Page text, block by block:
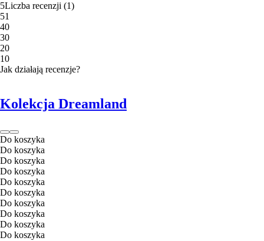
5Liczba recenzji (1)
51
40
30
20
10
Jak działają recenzje?
Kolekcja Dreamland
Do koszyka
Do koszyka
Do koszyka
Do koszyka
Do koszyka
Do koszyka
Do koszyka
Do koszyka
Do koszyka
Do koszyka